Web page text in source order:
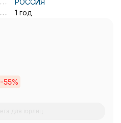
РОССИЯ
1 год
-55%